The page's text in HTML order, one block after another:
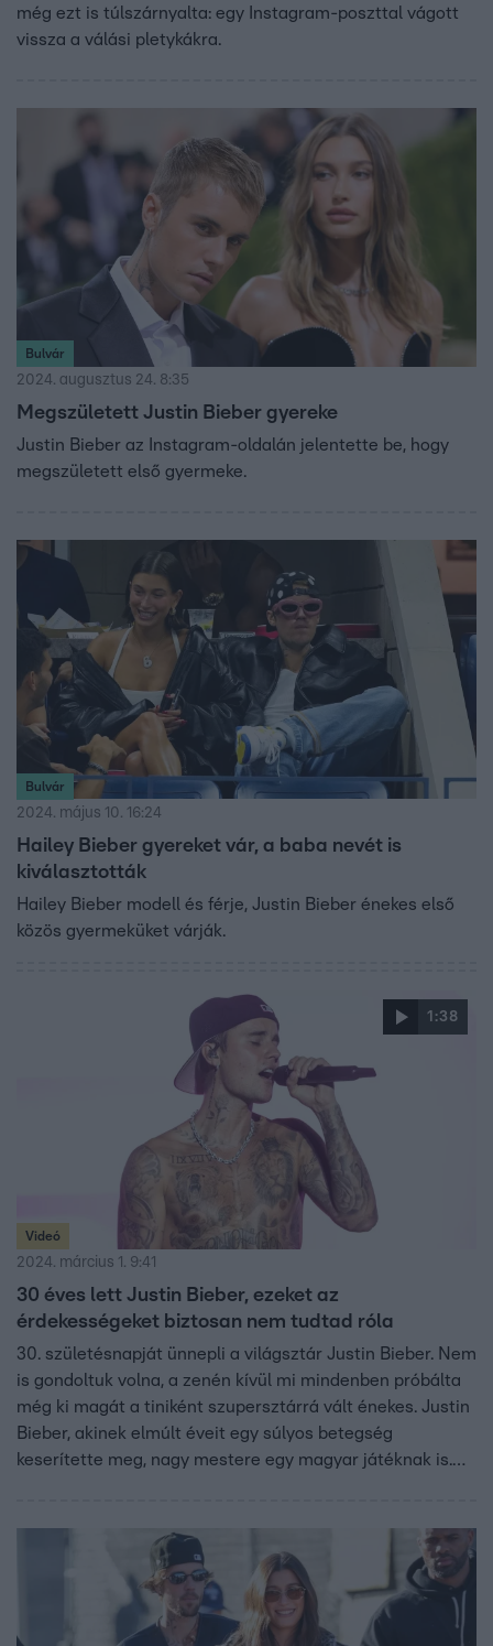
még ezt is túlszárnyalta: egy Instagram-poszttal vágott
vissza a válási pletykákra.
Bulvár
2024. augusztus 24. 8:35
Megszületett Justin Bieber gyereke
Justin Bieber az Instagram-oldalán jelentette be, hogy
megszületett első gyermeke.
Bulvár
2024. május 10. 16:24
Hailey Bieber gyereket vár, a baba nevét is
kiválasztották
Hailey Bieber modell és férje, Justin Bieber énekes első
közös gyermeküket várják.
1:38
Videó
2024. március 1. 9:41
30 éves lett Justin Bieber, ezeket az
érdekességeket biztosan nem tudtad róla
30. születésnapját ünnepli a világsztár Justin Bieber. Nem
is gondoltuk volna, a zenén kívül mi mindenben próbálta
még ki magát a tiniként szupersztárrá vált énekes. Justin
Bieber, akinek elmúlt éveit egy súlyos betegség
keserítette meg, nagy mestere egy magyar játéknak is.